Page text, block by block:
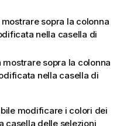
sopra la colonna
nella casella di
sopra la colonna
nella casella di
modificare i colori dei
casella delle selezioni